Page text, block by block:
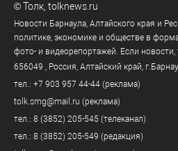
©Толк tolknews.ru
Новости Барнаула, Алтайского края и
политике, экономике и обществе в
фото- и видеорепортажей. Если
656049 , Россия, Алтайский край, г.
тел.: +7 903 957 44-44 (реклама)
tolk.smg@mail.ru (реклама)
тел.: 8 (3852) 205-545 (телеканал)
тел.: 8 (3852) 205-549 (редакция)